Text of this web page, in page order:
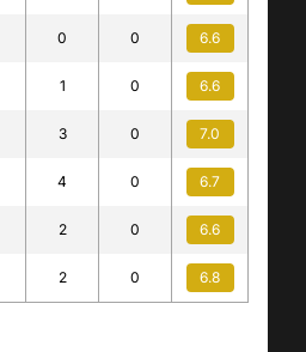
0 0 6.6
1 0 6.6
3 0 7.0
4 0 6.7
2 0 6.6
2 0 6.8